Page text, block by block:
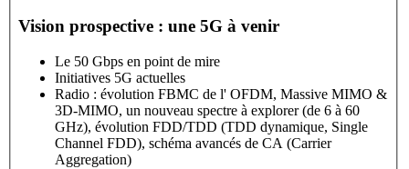
Vision prospective : une 5G à venir
Le 50 Gbps en point de mire
Initiatives 5G actuelles
Radio : évolution FBMC de l' OFDM, Massive MIMO &
3D-MIMO, un nouveau spectre à explorer (de 6 à 60
GHz), évolution FDD/TDD (TDD dynamique, Single
Channel FDD), schéma avancés de CA (Carrier
Aggregation)